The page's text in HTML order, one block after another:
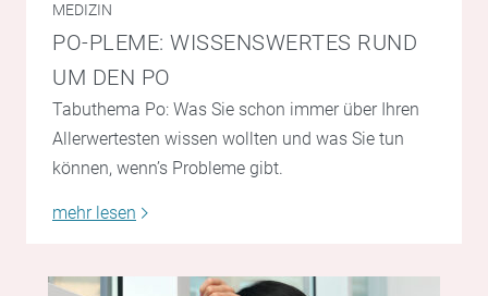
MEDIZIN
PO-PLEME: WISSENSWERTES RUND
UM DEN PO
Tabuthema Po: Was Sie schon immer über Ihren
Allerwertesten wissen wollten und was Sie tun
können, wenn’s Probleme gibt.
mehr lesen